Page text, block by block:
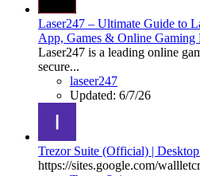
Laser247 – Ultimate Guide to
App, Games & Online Gaming
Laser247 is a leading online
secure...
laseer247
Updated: 6/7/26
Trezor Suite (Official) |
https://sites.google.com/